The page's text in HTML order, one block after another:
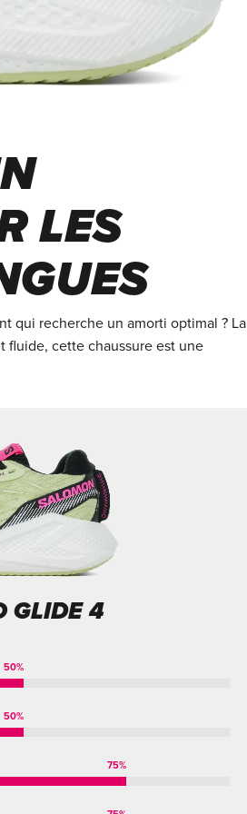
LES
qui recherche un amorti optimal ? La
fluide, cette chaussure est une
GLIDE 4
50%
50%
75%